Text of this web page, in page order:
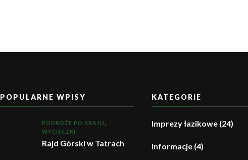
POPULARNE WPISY
PODRÓŻE PO KRAJU
WYCIECZKI
Rajd Górski w Tatrach
KATEGORIE
Imprezy łazikowe (24)
Informacje (4)